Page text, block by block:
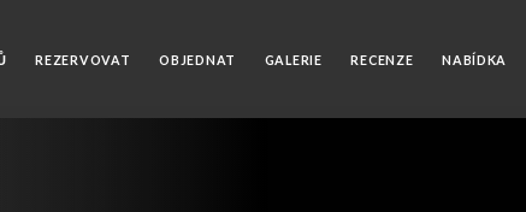
REZERVOVAT OBJEDNAT GALERIE RECENZE NABÍDKA